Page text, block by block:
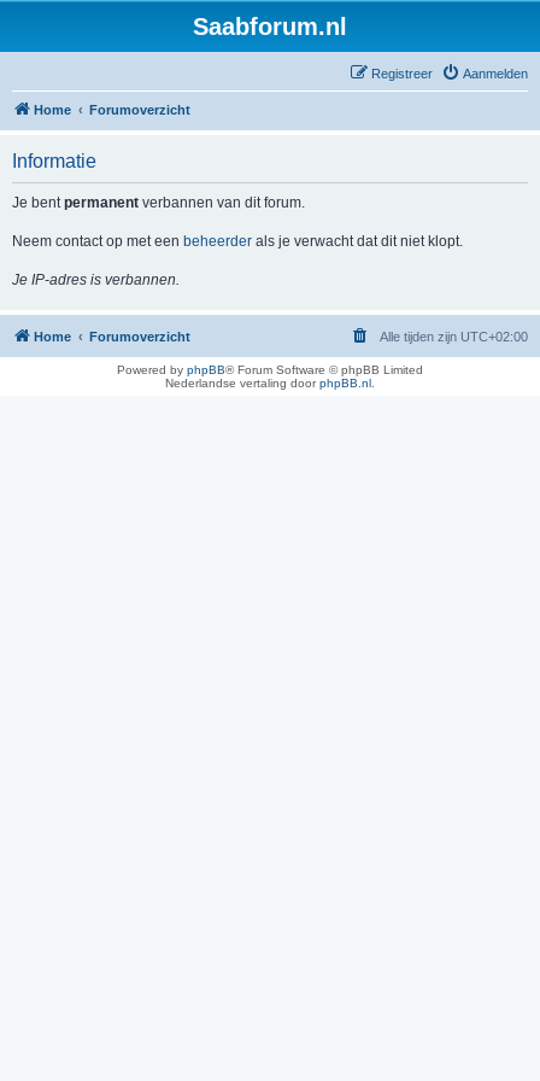
Saabforum.nl
Aanmelden
Registreer
Home Forumoverzicht
Informatie
Je bentpermanent verbannen van dit forum.
Neem contact op met een beheerder als je verwacht dat dit niet klopt.
Je IP-adres is verbannen.
Home Forumoverzicht Alle tijden zijn UTC+02:00
Powered by phpBB® Forum Software © phpBB Limited
Nederlandse vertaling doorphpBB.nl